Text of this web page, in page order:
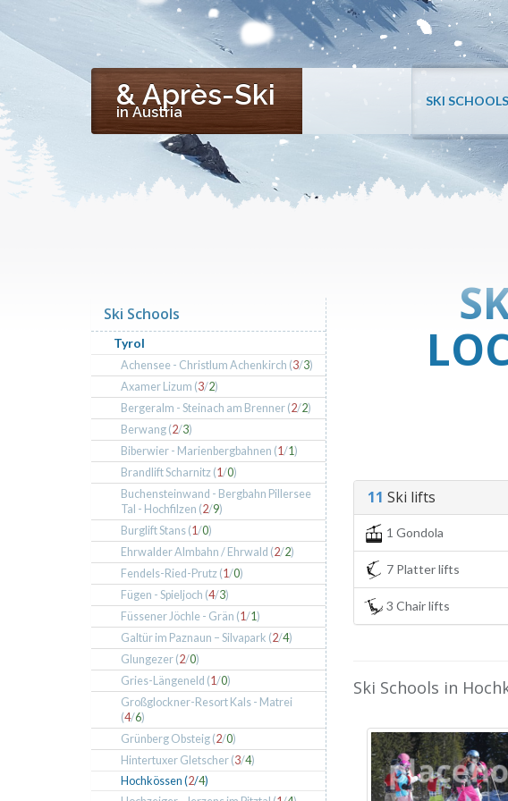
& Après-Ski
in Austria
SKI SCHOOLS
11 Ski lifts
1 Gondola
7 Platter lifts
3 Chair lifts
Ski Schools in
Ski Schools
Tyrol
Achensee - Christlum Achenkirch (3/3)
Axamer Lizum (3/2)
Bergeralm - Steinach am Brenner (2/2)
Berwang (2/3)
Biberwier - Marienbergbahnen (1/1)
Brandlift Scharnitz (1/0)
Buchensteinwand - Bergbahn Pillersee
Tal - Hochfilzen (2/9)
Burglift Stans (1/0)
Ehrwalder Almbahn / Ehrwald (2/2)
Fendels-Ried-Prutz (1/0)
Fügen - Spieljoch (4/3)
Füssener Jöchle - Grän (1/1)
Galtür im Paznaun – Silvapark (2/4)
Glungezer (2/0)
Gries-Längeneld (1/0)
Großglockner-Resort Kals - Matrei
(4/6)
Grünberg Obsteig (2/0)
Hintertuxer Gletscher (3/4)
Hochkössen (2/4)